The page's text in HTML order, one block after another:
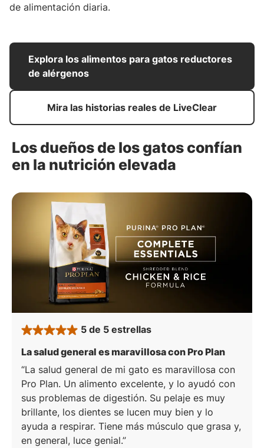
de alimentación diaria.
Explora los alimentos para gatos reductores
de alérgenos
Mira las historias reales de LiveClear
Los dueños de los gatos confían
en la nutrición elevada
rated 5 stars
5 de 5 estrellas
La salud general es maravillosa con Pro Plan: 5 de 5
La salud general de mi gato es maravillosa con
Pro Plan. Un alimento excelente, y lo ayudó con
sus problemas de digestión. Su pelaje es muy
brillante, los dientes se lucen muy bien y lo
ayuda a respirar. Tiene más músculo que grasa y,
en general, luce genial.